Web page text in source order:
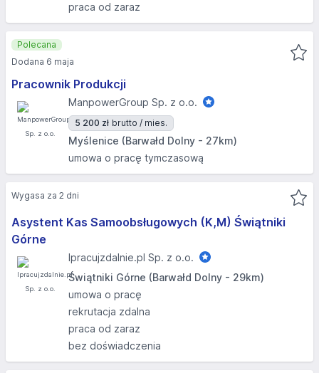
praca od zaraz
Pracownik Produkcji
ManpowerGroup Sp. z o.o.
5 200 zł brutto / mies.
Myślenice (Barwałd Dolny - 27km)
umowa o pracę tymczasową
Polecana
Dodana 6 maja
Asystent Kas Samoobsługowych (K,M) Świątniki
Górne
Ipracujzdalnie.pl Sp. z o.o.
Świątniki Górne (Barwałd Dolny - 29km)
umowa o pracę
rekrutacja zdalna
praca od zaraz
bez doświadczenia
Wygasa za 2 dni